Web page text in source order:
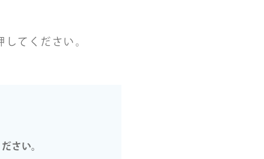
てください。
さい。